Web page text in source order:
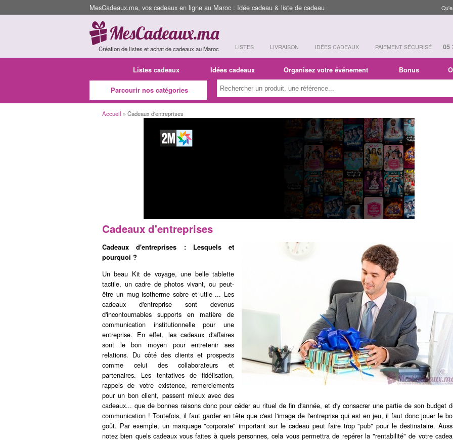
MesCadeaux.ma, vos cadeaux en ligne au Maroc : Idée cadeau & liste de cadeau
Création de listes et achat de cadeaux au Maroc LISTES LIVRAISON IDÉES CADEAUX PAIEMENT SÉCURISÉ 05
Listes cadeaux Idées cadeaux Organisez votre événement Bonus
Parcourir nos catégories
Accueil » Cadeaux d'entreprises
Cadeaux d'entreprises
Cadeaux d'entreprises : Lesquels et
pourquoi ?
Un beau Kit de voyage, une belle tablette
tactile, un cadre de photos vivant, ou peut-
être un mug isotherme sobre et utile ... Les
cadeaux d'entreprise sont devenus
d'incontournables supports en matière de
communication institutionnelle pour une
entreprise. En effet, les cadeaux d'affaires
sont le bon moyen pour entretenir ses
relations. Du côté des clients et prospects
comme celui des collaborateurs et
partenaires. Les tentatives de fidélisation,
rappels de votre existence, remerciements
pour un bon client, passent mieux avec des
cadeaux... que de bonnes raisons donc pour céder au rituel de fin d'année, et d'y consacrer une partie de son budget
communication ! Toutefois, il faut garder en tête que c'est l'image de l'entreprise qui est en jeu, il faut donc jouer le
goût. Par exemple, un marquage "corporate" important sur le cadeau peut faire trop "pub" pour le destinataire.
notez bien quels cadeaux vous faites à quels personnes, cela vous permettra de repérer la "rentabilité" de votre